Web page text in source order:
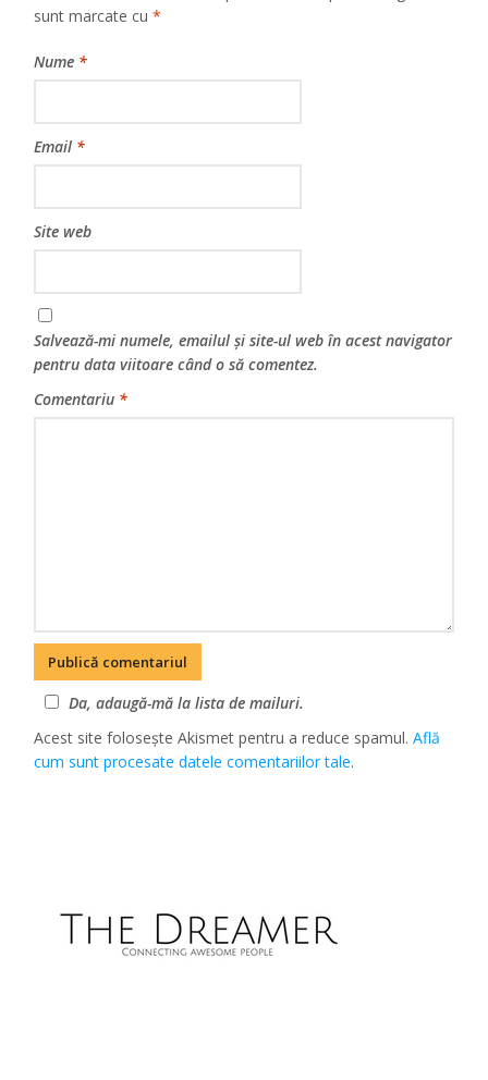
sunt marcate cu*
Nume *
Email *
Site web
Salvează-mi numele, emailul și site-ul web în acest navigator
pentru data viitoare când o să comentez.
Comentariu *
Da, adaugă-mă la lista de mailuri.
Acest site folosește Akismet pentru a reduce spamul.Află
cum sunt procesate datele comentariilor tale.